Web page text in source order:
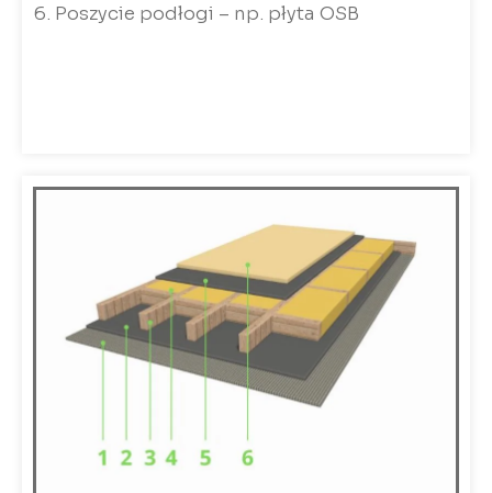
6. Poszycie podłogi – np. płyta OSB